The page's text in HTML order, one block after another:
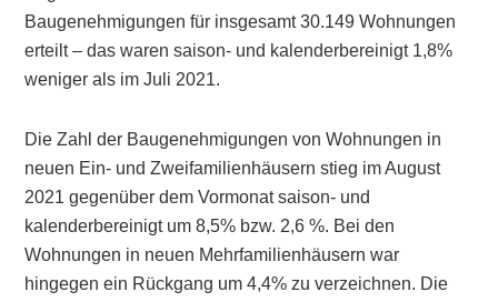
Baugenehmigungen für insgesamt 30.149 Wohnungen
erteilt – das waren saison- und kalenderbereinigt 1,8%
weniger als im Juli 2021.
Die Zahl der Baugenehmigungen von Wohnungen in
neuen Ein- und Zweifamilienhäusern stieg im August
2021 gegenüber dem Vormonat saison- und
kalenderbereinigt um 8,5% bzw. 2,6 %. Bei den
Wohnungen in neuen Mehrfamilienhäusern war
hingegen ein Rückgang um 4,4% zu verzeichnen. Die